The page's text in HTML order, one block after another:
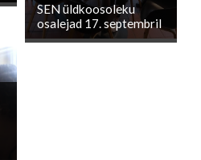
SEN üldkoosoleku
osalejad 17. septembril